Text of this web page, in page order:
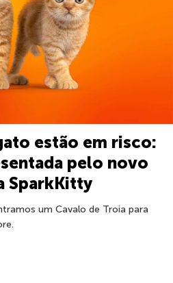
estão em risco:
pelo novo
SparkKitty
um Cavalo de Troia para